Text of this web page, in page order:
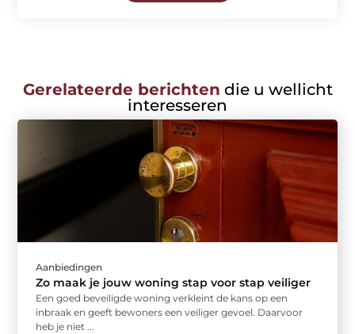
Gerelateerde berichten die u wellicht
interesseren
Aanbiedingen
Zo maak je jouw woning stap voor stap veiliger
Een goed beveiligde woning verkleint de kans op een
inbraak en geeft bewoners een veiliger gevoel. Daarvoor
heb je niet ...